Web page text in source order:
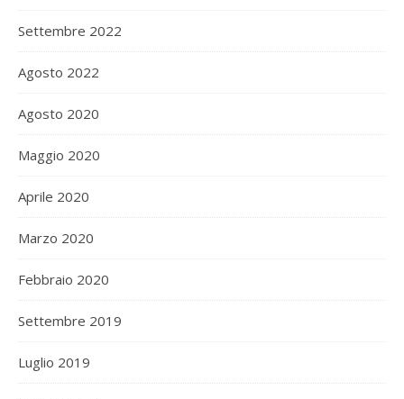
Settembre 2022
Agosto 2022
Agosto 2020
Maggio 2020
Aprile 2020
Marzo 2020
Febbraio 2020
Settembre 2019
Luglio 2019